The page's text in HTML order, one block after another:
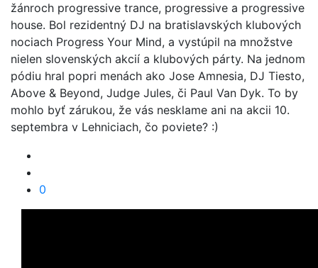
žánroch progressive trance, progressive a progressive
house. Bol rezidentný DJ na bratislavských klubových
nociach Progress Your Mind, a vystúpil na množstve
nielen slovenských akcií a klubových párty. Na jednom
pódiu hral popri menách ako Jose Amnesia, DJ Tiesto,
Above & Beyond, Judge Jules, či Paul Van Dyk. To by
mohlo byť zárukou, že vás nesklame ani na akcii 10.
septembra v Lehniciach, čo poviete? :)
0